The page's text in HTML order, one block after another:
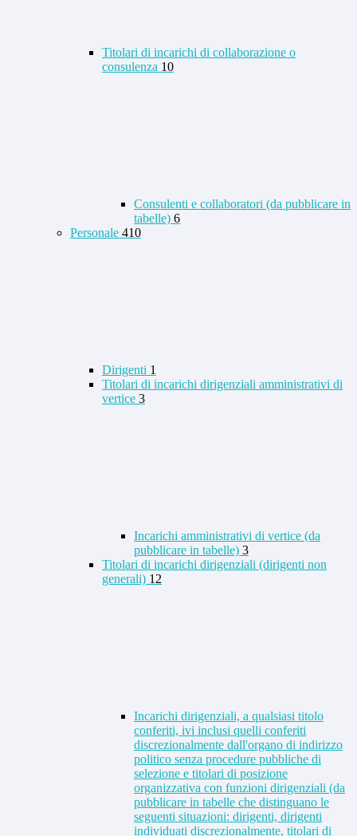
Titolari di incarichi di collaborazione o
consulenza 10
Consulenti e collaboratori (da pubblicare in
tabelle) 6
Personale 410
Dirigenti 1
Titolari di incarichi dirigenziali amministrativi di
vertice 3
Incarichi amministrativi di vertice (da
pubblicare in tabelle) 3
Titolari di incarichi dirigenziali (dirigenti non
generali) 12
Incarichi dirigenziali, a qualsiasi titolo
conferiti, ivi inclusi quelli conferiti
discrezionalmente dall'organo di indirizzo
politico senza procedure pubbliche di
selezione e titolari di posizione
organizzativa con funzioni dirigenziali (da
pubblicare in tabelle che distinguano le
seguenti situazioni: dirigenti, dirigenti
individuati discrezionalmente, titolari di